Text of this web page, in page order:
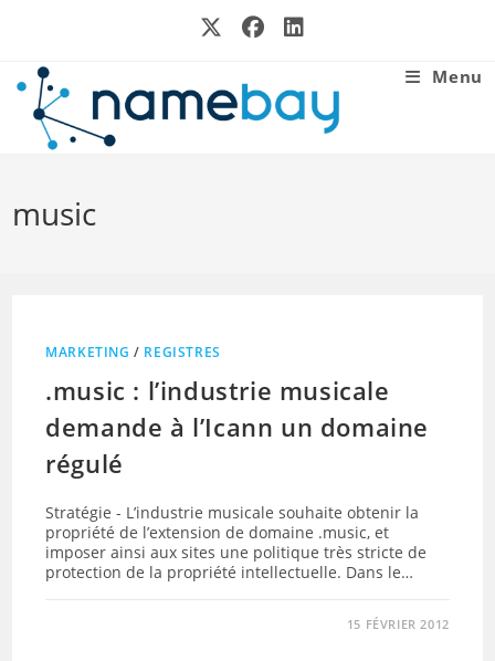
Menu
music
MARKETING / REGISTRES
.music : l’industrie musicale
demande à l’Icann un domaine
régulé
Stratégie - L’industrie musicale souhaite obtenir la
propriété de l’extension de domaine .music, et
imposer ainsi aux sites une politique très stricte de
protection de la propriété intellectuelle. Dans le…
15 FÉVRIER 2012